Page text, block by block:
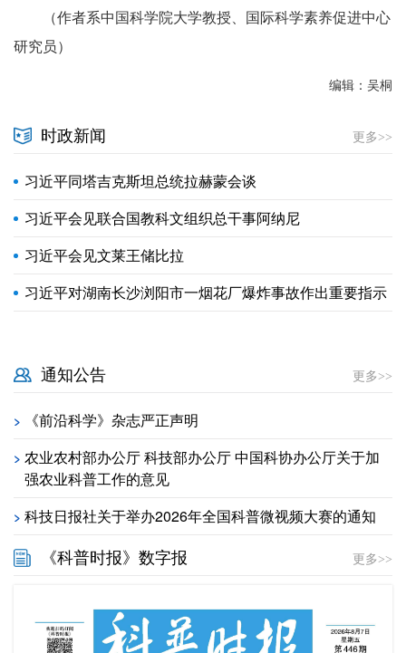
（作者系中国科学院大学教授、国际科学素养促进中心
研究员）
编辑：吴桐
时政新闻 更多>>
习近平同塔吉克斯坦总统拉赫蒙会谈
习近平会见联合国教科文组织总干事阿纳尼
习近平会见文莱王储比拉
习近平对湖南长沙浏阳市一烟花厂爆炸事故作出重要指示
通知公告 更多>>
> 《前沿科学》杂志严正声明
> 农业农村部办公厅 科技部办公厅 中国科协办公厅关于加
强农业科普工作的意见
> 科技日报社关于举办2026年全国科普微视频大赛的通知
《科普时报》数字报 更多>>